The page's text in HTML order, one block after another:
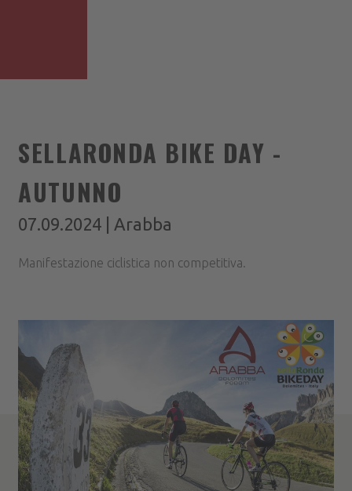
SELLARONDA BIKE DAY -
AUTUNNO
07.09.2024 | Arabba
Manifestazione ciclistica non competitiva.